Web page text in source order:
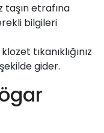
taşın etrafına
bilgileri
tıkanıklığınız
gider.